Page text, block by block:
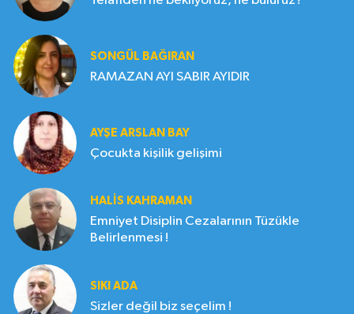
SONGÜL BAĞIRAN
RAMAZAN AYI SABIR AYIDIR
AYŞE ARSLAN BAY
Çocukta kişilik gelişimi
HALIS KAHRAMAN
Emniyet Disiplin Cezalarının Tüzükle
Belirlenmesi !
SIKI ADA
Sizler değil biz seçelim !